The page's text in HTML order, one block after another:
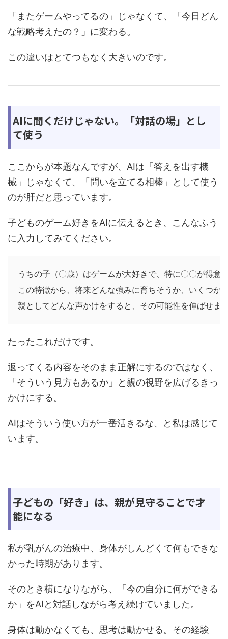
「またゲームやってるの」じゃなくて、「今日どん
な戦略考えたの？」に変わる。
この違いはとてつもなく大きいのです。
AIに聞くだけじゃない。「対話の場」とし
て使う
ここからが本題なんですが、AIは「答えを出す機
械」じゃなくて、「問いを立てる相棒」として使う
のが肝だと思っています。
子どものゲーム好きをAIに伝えるとき、こんなふう
に入力してみてください。
うちの子（〇歳）はゲームが大好きで、特に〇〇が得意
この特徴から、将来どんな強みに育ちそうか、いくつか
たったこれだけです。
返ってくる内容をそのまま正解にするのではなく、
「そういう見方もあるか」と親の視野を広げるきっ
かけにする。
AIはそういう使い方が一番活きるな、と私は感じて
います。
子どもの「好き」は、親が見守ることで才
能になる
私が乳がんの治療中、身体がしんどくて何もできな
かった時期があります。
そのとき横になりながら、「今の自分に何ができる
か」をAIと対話しながら考え続けていました。
身体は動かなくても、思考は動かせる。その経験